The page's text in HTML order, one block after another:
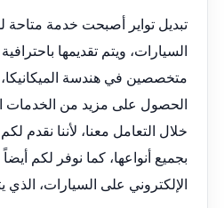
تبديل تواير أصبحت خدمة متاحة
السيارات، ويتم تقديمها
متخصصين في هندسة الميكانيكا،
الحصول على مزيد من الخدمات
خلال التعامل معنا، لأننا نقدم
بجميع أنواعها، كما نوفر لكم
الإلكتروني على السيارات،